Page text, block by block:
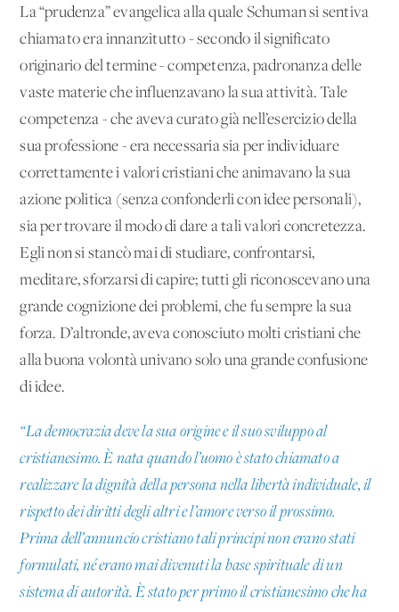
La “prudenza” evangelica alla quale Schuman si sentiva
chiamato era innanzitutto - secondo il significato
originario del termine - competenza, padronanza delle
vaste materie che influenzavano la sua attività. Tale
competenza - che aveva curato già nell’esercizio della
sua professione - era necessaria sia per individuare
correttamente i valori cristiani che animavano la sua
azione politica (senza confonderli con idee personali),
sia per trovare il modo di dare a tali valori concretezza.
Egli non si stancò mai di studiare, confrontarsi,
meditare, sforzarsi di capire; tutti gli riconoscevano una
grande cognizione dei problemi, che fu sempre la sua
forza. D’altronde, aveva conosciuto molti cristiani che
alla buona volontà univano solo una grande confusione
di idee.
“La democrazia deve la sua origine e il suo sviluppo al
cristianesimo. È nata quando l’uomo è stato chiamato a
realizzare la dignità della persona nella libertà individuale, il
rispetto dei diritti degli altri e l’amore verso il prossimo.
Prima dell’annuncio cristiano tali principi non erano stati
formulati, né erano mai divenuti la base spirituale di un
sistema di autorità. È stato per primo il cristianesimo che ha